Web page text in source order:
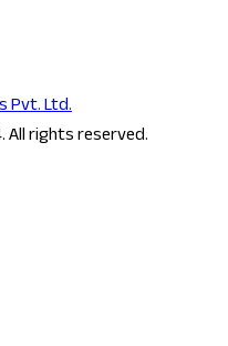
Pvt. Ltd.
All rights reserved.